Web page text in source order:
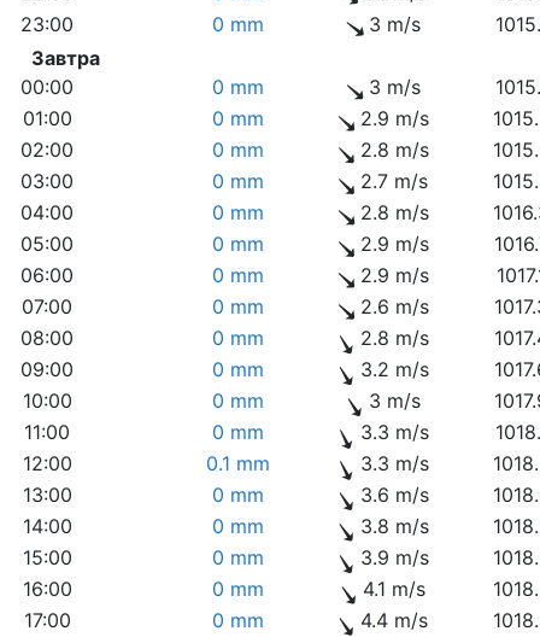
23:00
0 mm 3 m/s
Завтра
00:00
0 mm 3 m/s
01:00
0 mm 2.9 m/s
02:00
0 mm 2.8 m/s
03:00
0 mm 2.7 m/s
04:00
0 mm 2.8 m/s
05:00
0 mm 2.9 m/s
06:00
0 mm 2.9 m/s
07:00
0 mm 2.6 m/s
08:00
0 mm 2.8 m/s
09:00
0 mm 3.2 m/s
10:00
0 mm 3 m/s
11:00
0 mm 3.3 m/s
12:00
0.1 mm 3.3 m/s
13:00
0 mm 3.6 m/s
14:00
0 mm 3.8 m/s
15:00
0 mm 3.9 m/s
16:00
0 mm 4.1 m/s
17:00
0 mm 4.4 m/s